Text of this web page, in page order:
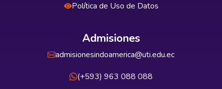
Política de Uso de Datos
Admisiones
admisionesindoamerica@uti.edu.ec
(+593) 963 088 088